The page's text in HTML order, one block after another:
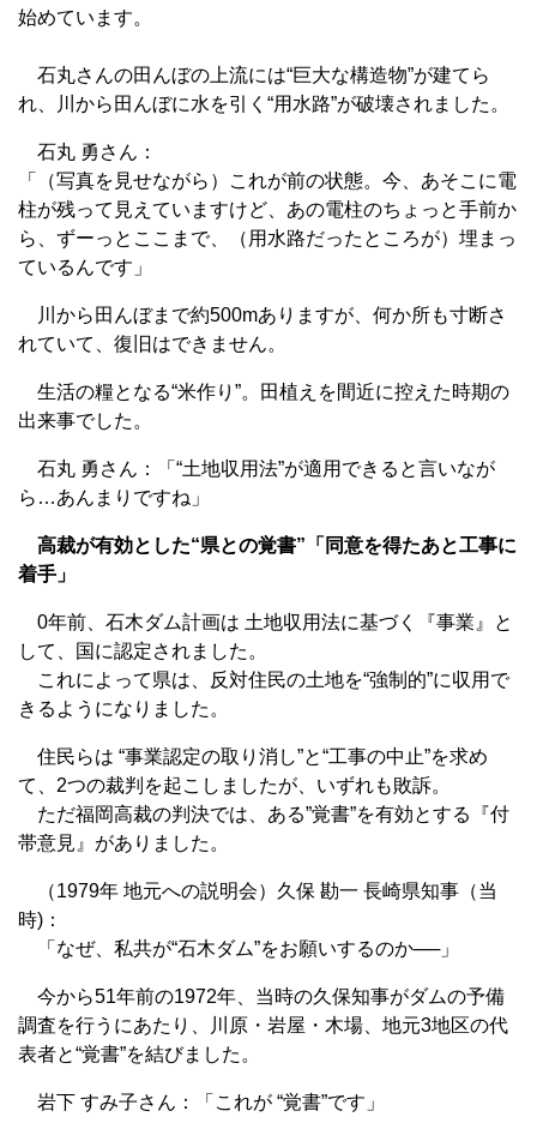
始めています。
石丸さんの田んぼの上流には“巨大な構造物”が建てら
れ、川から田んぼに水を引く“用水路”が破壊されました。
石丸 勇さん：
「（写真を見せながら）これが前の状態。今、あそこに電
柱が残って見えていますけど、あの電柱のちょっと手前か
ら、ずーっとここまで、（用水路だったところが）埋まっ
ているんです」
川から田んぼまで約500mありますが、何か所も寸断さ
れていて、復旧はできません。
生活の糧となる“米作り”。田植えを間近に控えた時期の
出来事でした。
石丸 勇さん：「“土地収用法”が適用できると言いなが
ら…あんまりですね」
高裁が有効とした“県との覚書”「同意を得たあと工事に
着手」
0年前、石木ダム計画は 土地収用法に基づく『事業』と
して、国に認定されました。
これによって県は、反対住民の土地を“強制的”に収用で
きるようになりました。
住民らは “事業認定の取り消し”と“工事の中止”を求め
て、2つの裁判を起こしましたが、いずれも敗訴。
ただ福岡高裁の判決では、ある”覚書”を有効とする『付
帯意見』がありました。
（1979年 地元への説明会）久保 勘一 長崎県知事（当
時)：
「なぜ、私共が“石木ダム”をお願いするのか──」
今から51年前の1972年、当時の久保知事がダムの予備
調査を行うにあたり、川原・岩屋・木場、地元3地区の代
表者と“覚書”を結びました。
岩下 すみ子さん：「これが “覚書”です」